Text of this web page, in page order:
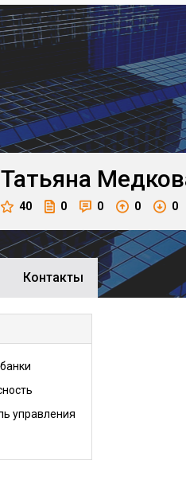
Татьяна
40 0 0 0 0
Контакты
управления